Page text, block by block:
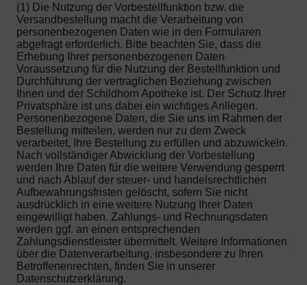
(1) Die Nutzung der Vorbestellfunktion bzw. die
Versandbestellung macht die Verarbeitung von
personenbezogenen Daten wie in den Formularen
abgefragt erforderlich. Bitte beachten Sie, dass die
Erhebung Ihrer personenbezogenen Daten
Voraussetzung für die Nutzung der Bestellfunktion und
Durchführung der vertraglichen Beziehung zwischen
Ihnen und der Schildhorn Apotheke ist. Der Schutz Ihrer
Privatsphäre ist uns dabei ein wichtiges Anliegen.
Personenbezogene Daten, die Sie uns im Rahmen der
Bestellung mitteilen, werden nur zu dem Zweck
verarbeitet, Ihre Bestellung zu erfüllen und abzuwickeln.
Nach vollständiger Abwicklung der Vorbestellung
werden Ihre Daten für die weitere Verwendung gesperrt
und nach Ablauf der steuer- und handelsrechtlichen
Aufbewahrungsfristen gelöscht, sofern Sie nicht
ausdrücklich in eine weitere Nutzung Ihrer Daten
eingewilligt haben. Zahlungs- und Rechnungsdaten
werden ggf. an einen entsprechenden
Zahlungsdienstleister übermittelt. Weitere Informationen
über die Datenverarbeitung, insbesondere zu Ihren
Betroffenenrechten, finden Sie in unserer
Datenschutzerklärung.